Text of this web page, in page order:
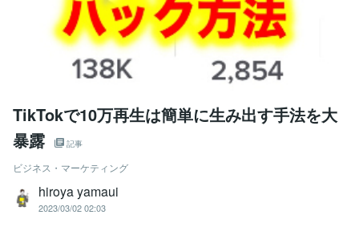
TikTokで10万再生は簡単に生み出す手法を大
暴露
記事
ビジネス・マーケティング
hiroya yamaui
2023/03/02 02:03